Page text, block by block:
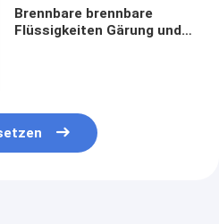
Brennbare brennbare
Flüssigkeiten Gärung und